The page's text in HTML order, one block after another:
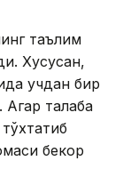
таълим
Хусусан,
учдан бир
Агар талаба
бекор